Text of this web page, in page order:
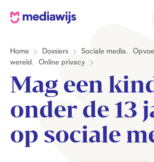
M
i
a
w
i
j
Home Dossiers Sociale media,
wereld, Online privacy
Mag een
onder de 13
op sociale